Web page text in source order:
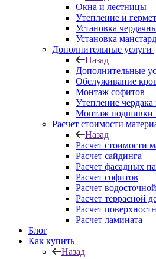
Окна и лестницы
Утепление и
Установка
Установка
Дополнительные услуги
Назад
Дополнительные
Обслуживание
Монтаж софитов
Утепление
Монтаж подшивки
Расчет стоимости
Назад
Расчет стоимости
Расчет сайдинга
Расчет фасадных
Расчет софитов
Расчет
Расчет террасной
Расчет
Расчет ламината
Блог
Как купить
Назад